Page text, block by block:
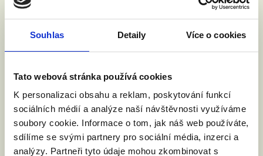
Souhlas Detaily Více o cookies
Tato webová stránka používá cookies
K personalizaci obsahu a reklam, poskytování funkcí
sociálních médií a analýze naší návštěvnosti využíváme
soubory cookie. Informace o tom, jak náš web používáte,
sdílíme se svými partnery pro sociální média, inzerci a
analýzy. Partneři tyto údaje mohou zkombinovat s
ZDENĚK HRABA
Benešov STAN